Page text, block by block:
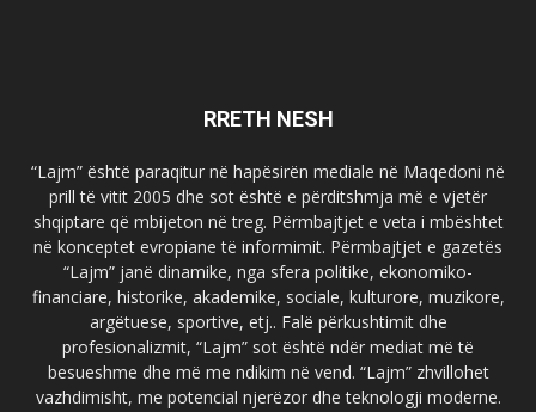
RRETH NESH
“Lajm” është paraqitur në hapësirën mediale në Maqedoni në
prill të vitit 2005 dhe sot është e përditshmja më e vjetër
shqiptare që mbijeton në treg. Përmbajtjet e veta i mbështet
në konceptet evropiane të informimit. Përmbajtjet e gazetës
“Lajm” janë dinamike, nga sfera politike, ekonomiko-
financiare, historike, akademike, sociale, kulturore, muzikore,
argëtuese, sportive, etj.. Falë përkushtimit dhe
profesionalizmit, “Lajm” sot është ndër mediat më të
besueshme dhe më me ndikim në vend. “Lajm” zhvillohet
vazhdimisht, me potencial njerëzor dhe teknologji moderne.